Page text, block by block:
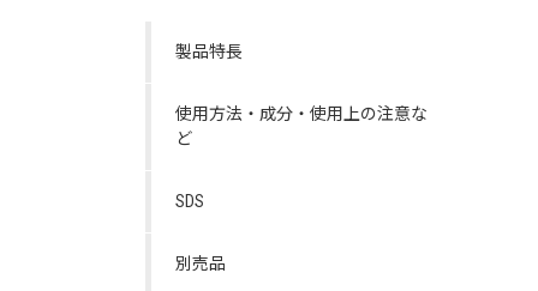
製品特長
使用方法・成分・使用上の注意な
ど
SDS
別売品